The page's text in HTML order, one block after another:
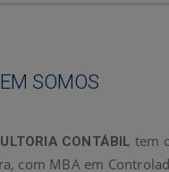
SOMOS
CONTÁBIL tem
com MBA em